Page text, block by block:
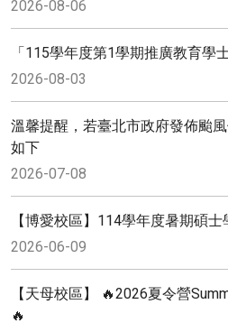
2026-08-06
「115學年度第1學期推廣教育學
2026-08-03
溫馨提醒，若臺北市政府發佈颱
如下
2026-07-08
【博愛校區】114學年度暑期碩
2026-06-09
【天母校區】 🔥2026夏令營
🔥